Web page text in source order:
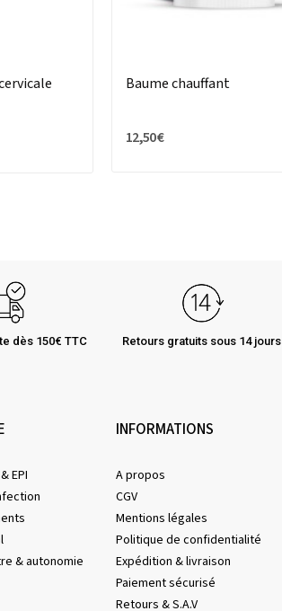
Baume chauffant
12,50 €
dès 150€ TTC Retours gratuits sous 14 jours
EPI
& autonomie
INFORMATIONS
A propos
CGV
Mentions légales
Politique de confidentialité
Expédition & livraison
Paiement sécurisé
Retours & S.A.V